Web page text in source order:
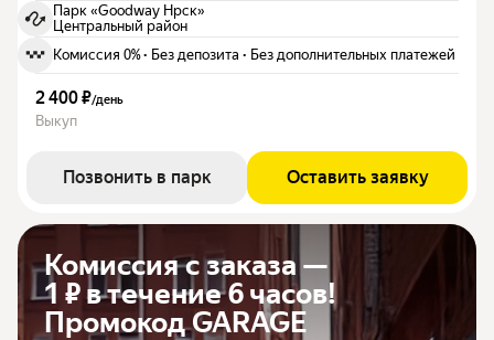
Парк «Goodway Нрск»
Центральный район
Комиссия 0%· Без депозита · Без дополнительных платежей
2 400 ₽/день
Выкуп
Позвонить в парк Оставить заявку
Комиссия с заказа —
1 ₽ в течение 6 часов!
Промокод GARAGE